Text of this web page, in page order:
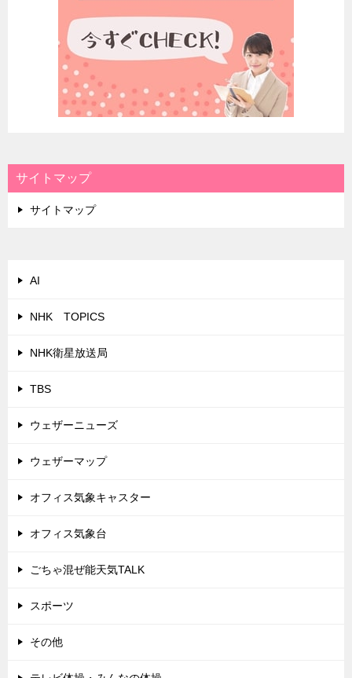
サイトマップ
サイトマップ
AI
NHK TOPICS
NHK衛星放送局
TBS
ウェザーニューズ
ウェザーマップ
オフィス気象キャスター
オフィス気象台
ごちゃ混ぜ能天気TALK
スポーツ
その他